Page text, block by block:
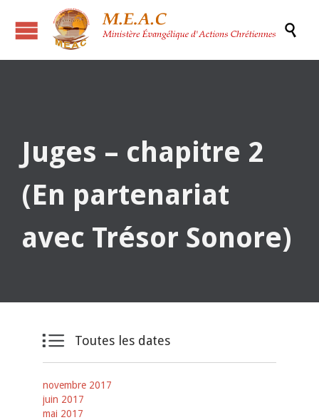

Juges – chapitre 2
(En partenariat
avec Trésor Sonore)
 Toutes les dates
novembre 2017
juin 2017
mai 2017